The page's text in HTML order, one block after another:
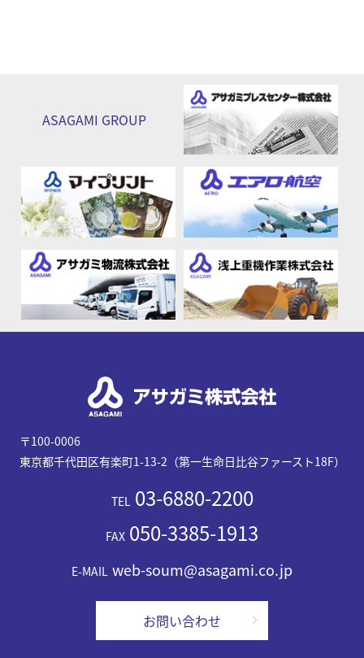
ASAGAMI GROUP
〒100-0006
東京都千代田区有楽町1-13-2（第一生命日比谷ファースト18F）
TEL 03-6880-2200
FAX 050-3385-1913
E-MAIL web-soum@asagami.co.jp
お問い合わせ